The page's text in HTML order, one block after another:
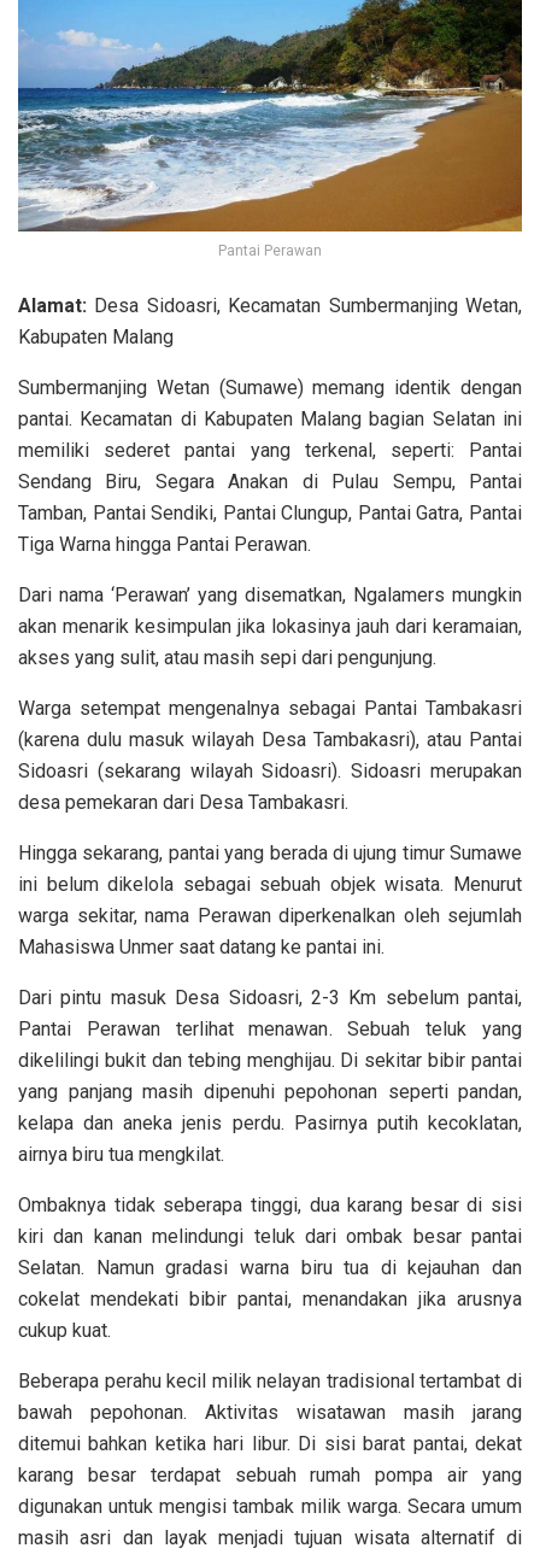
Pantai Perawan
Alamat: Desa Sidoasri, Kecamatan Sumbermanjing Wetan,
Kabupaten Malang
Sumbermanjing Wetan (Sumawe) memang identik dengan
pantai. Kecamatan di Kabupaten Malang bagian Selatan ini
memiliki sederet pantai yang terkenal, seperti: Pantai
Sendang Biru, Segara Anakan di Pulau Sempu, Pantai
Tamban, Pantai Sendiki, Pantai Clungup, Pantai Gatra, Pantai
Tiga Warna hingga Pantai Perawan.
Dari nama ‘Perawan’ yang disematkan, Ngalamers mungkin
akan menarik kesimpulan jika lokasinya jauh dari keramaian,
akses yang sulit, atau masih sepi dari pengunjung.
Warga setempat mengenalnya sebagai Pantai Tambakasri
(karena dulu masuk wilayah Desa Tambakasri), atau Pantai
Sidoasri (sekarang wilayah Sidoasri). Sidoasri merupakan
desa pemekaran dari Desa Tambakasri.
Hingga sekarang, pantai yang berada di ujung timur Sumawe
ini belum dikelola sebagai sebuah objek wisata. Menurut
warga sekitar, nama Perawan diperkenalkan oleh sejumlah
Mahasiswa Unmer saat datang ke pantai ini.
Dari pintu masuk Desa Sidoasri, 2-3 Km sebelum pantai,
Pantai Perawan terlihat menawan. Sebuah teluk yang
dikelilingi bukit dan tebing menghijau. Di sekitar bibir pantai
yang panjang masih dipenuhi pepohonan seperti pandan,
kelapa dan aneka jenis perdu. Pasirnya putih kecoklatan,
airnya biru tua mengkilat.
Ombaknya tidak seberapa tinggi, dua karang besar di sisi
kiri dan kanan melindungi teluk dari ombak besar pantai
Selatan. Namun gradasi warna biru tua di kejauhan dan
cokelat mendekati bibir pantai, menandakan jika arusnya
cukup kuat.
Beberapa perahu kecil milik nelayan tradisional tertambat di
bawah pepohonan. Aktivitas wisatawan masih jarang
ditemui bahkan ketika hari libur. Di sisi barat pantai, dekat
karang besar terdapat sebuah rumah pompa air yang
digunakan untuk mengisi tambak milik warga. Secara umum
masih asri dan layak menjadi tujuan wisata alternatif di